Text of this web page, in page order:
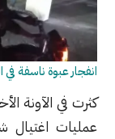
ناسفة في اليادودة
الأخيرة
شهدها